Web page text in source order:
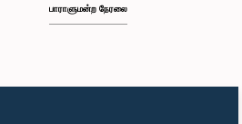
பாராளுமன்ற நேரலை